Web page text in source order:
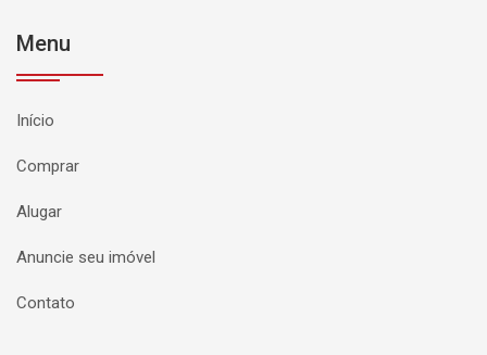
Menu
Início
Comprar
Alugar
Anuncie seu imóvel
Contato